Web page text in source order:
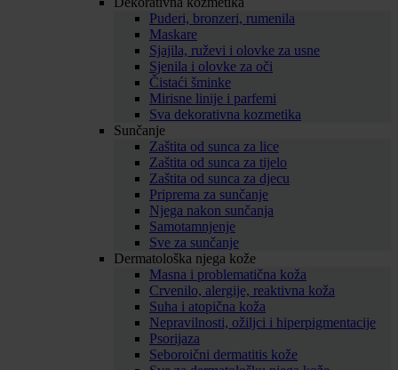
Puderi, bronzeri, rumenila
Maskare
Sjajila, ruževi i olovke za usne
Sjenila i olovke za oči
Čistaći šminke
Mirisne linije i parfemi
Sva dekorativna kozmetika
Sunčanje
Zaštita od sunca za lice
Zaštita od sunca za tijelo
Zaštita od sunca za djecu
Priprema za sunčanje
Njega nakon sunčanja
Samotamnjenje
Sve za sunčanje
Dermatološka njega kože
Masna i problematična koža
Crvenilo, alergije, reaktivna koža
Suha i atopična koža
Nepravilnosti, ožiljci i hiperpigmentacije
Psorijaza
Seboroični dermatitis kože